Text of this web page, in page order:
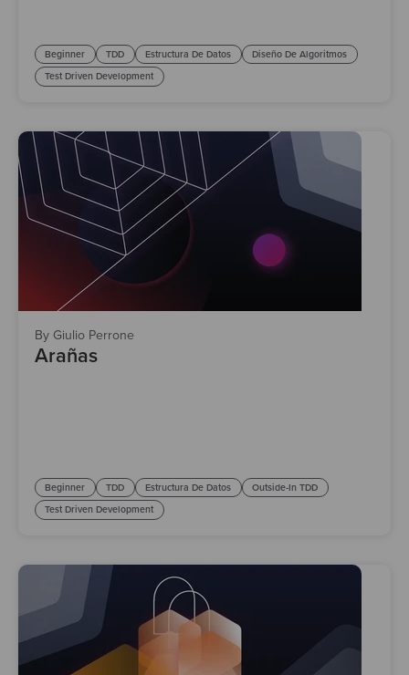
Beginner TDD Estructura De Datos
Diseño De Algoritmos
Test Driven Development
By Giulio Perrone
Arañas
Beginner TDD Estructura De Datos
Outside-In TDD
Test Driven Development